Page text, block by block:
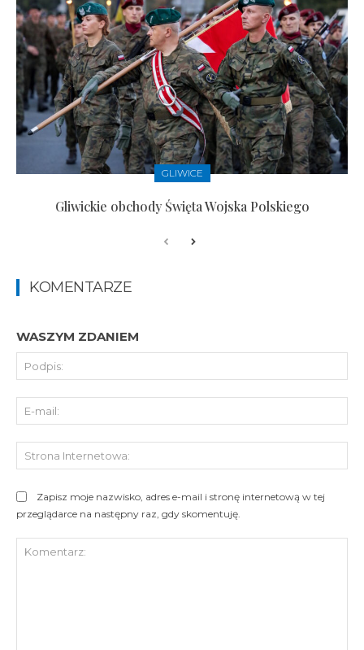
GLIWICE
Gliwickie obchody Święta Wojska Polskiego
KOMENTARZE
WASZYM ZDANIEM
Zapisz moje nazwisko, adres e-mail i stronę internetową w tej
przeglądarce na następny raz, gdy skomentuję.